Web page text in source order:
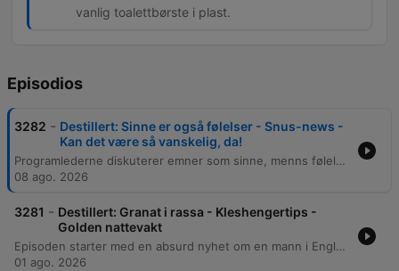
vanlig toalettbørste i plast.
Episodios
3282 - Destillert: Sinne er også følelser - Snus-news -
Kan det være så vanskelig, da!
Programlederne diskuterer emner som sinne, menns følelsesuttrykk og kontroversielle matpreferanser som ananas på pizza. De retter også søkelyset mot dårlig utformede stoler på hipster-restauranter og behovet for nye møbler i Håkonshallen. Episoden fortsetter med en quiz om norske steder, før samtalen avsluttes med en diskusjon om absurde markedsføringsbegreper, som bruken av ordet 'toalettsystem' om en enkel toalettbørste.
08 ago. 2026
3281 - Destillert: Granat i rassa - Kleshengertips -
Golden nattevakt
Episoden starter med en absurd nyhet om en mann i England som fikk en artillerigranat fast i endetarmen, etterfulgt av drama fra 'Kvinnegarden' og en merkelig tjeneste for samtaler med kjæledyr. Programlederne diskuterer også ulike absurde produkter, som dyretolking og luksuriøse skohorn. Videre utforskes tips for valg av kleshengere fra KK.no, før samtalen beveger seg mot Hamar. Episoden avsluttes med en historie om en nattevakt i en båthavn som opplevde kaos og synkende båter under stormfulle forhold.
01 ago. 2026